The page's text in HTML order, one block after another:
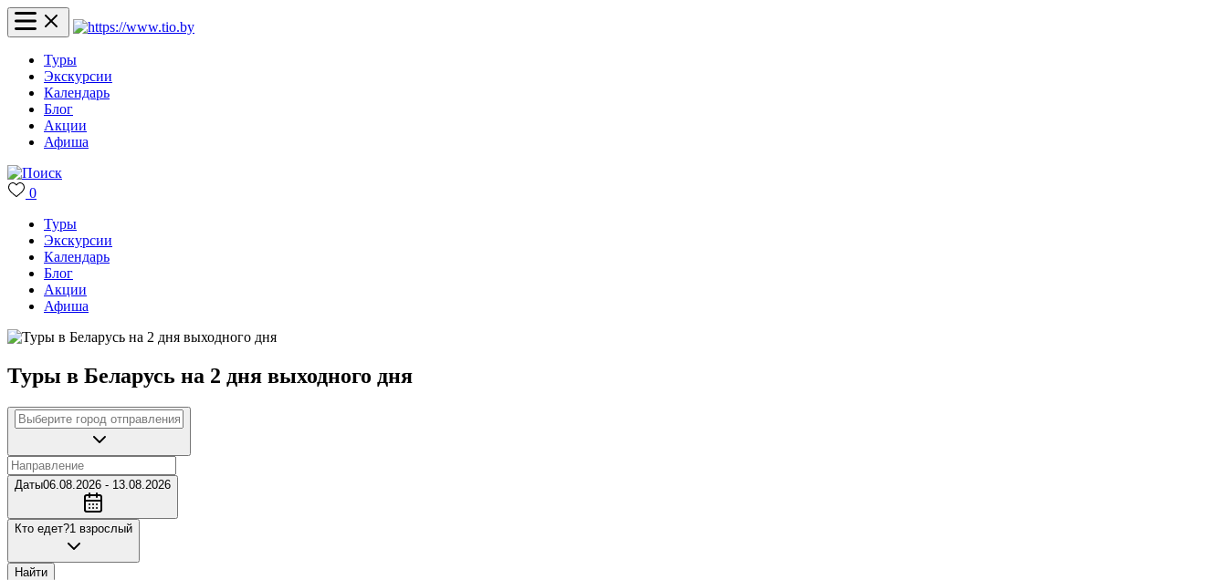
Туры
Экскурсии
Календарь
Блог
Акции
Афиша
0
Туры
Экскурсии
Календарь
Блог
Акции
Афиша
Туры в Беларусь на 2 дня выходного дня
Даты06.08.2026 - 13.08.2026
Кто едет?1 взрослый
Найти